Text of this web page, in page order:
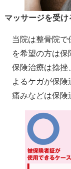
マッサージを受け
当院は整骨院で
を希望の方は保
保険治療は捻挫
よるケガが保
痛みなどは保険